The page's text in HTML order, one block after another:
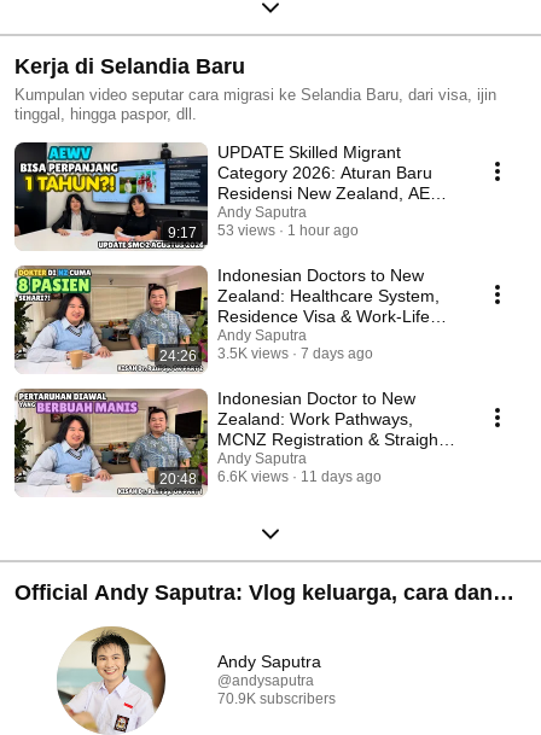
Kerja di Selandia Baru
Kumpulan video seputar cara migrasi ke Selandia Baru, dari visa, ijin
tinggal, hingga paspor, dll.
9:17
UPDATE Skilled Migrant
Category 2026: Aturan Baru
Residensi New Zealand, AEWV
Bisa Diperpanjang?
Andy Saputra
53 views
1 hour ago
24:26
Indonesian Doctors to New
Zealand: Healthcare System,
Residence Visa & Work-Life
Balance
Andy Saputra
3.5K views
7 days ago
20:48
Indonesian Doctor to New
Zealand: Work Pathways,
MCNZ Registration & Straight
to Residence Visa
Andy Saputra
6.6K views
11 days ago
Official Andy Saputra: Vlog keluarga, cara dan
peluang kerja di Selandia Baru 🇮🇩✈️🇳🇿
Andy Saputra
@andysaputra
70.9K subscribers